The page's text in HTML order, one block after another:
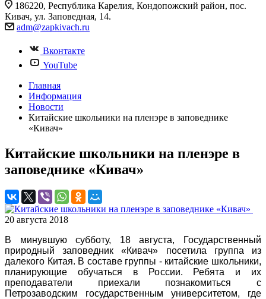
186220, Республика Карелия, Кондопожский район, пос.
Кивач, ул. Заповедная, 14.
adm@zapkivach.ru
Вконтакте
YouTube
Главная
Информация
Новости
Китайские школьники на пленэре в заповеднике
«Кивач»
Китайские школьники на пленэре в
заповеднике «Кивач»
20 августа 2018
В минувшую субботу, 18 августа, Государственный
природный заповедник «Кивач» посетила группа из
далекого Китая. В составе группы - китайские школьники,
планирующие обучаться в России. Ребята и их
преподаватели приехали познакомиться с
Петрозаводским государственным университетом, где